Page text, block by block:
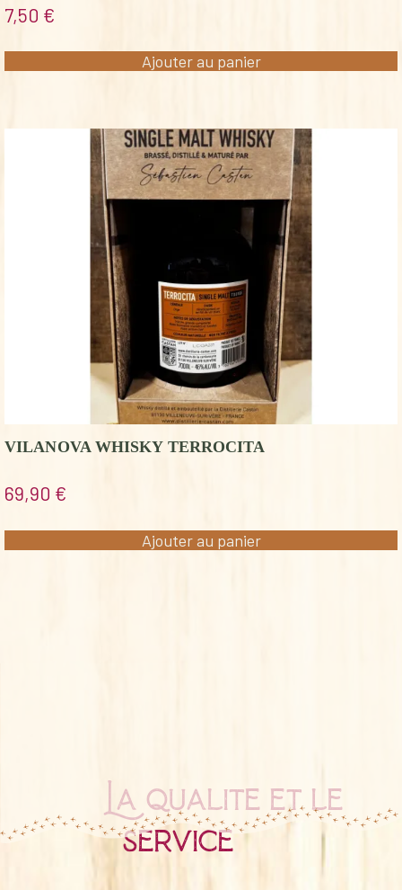
7,50 €
Ajouter au panier
VILANOVA WHISKY TERROCITA
69,90 €
Ajouter au panier
La qualité et le
service